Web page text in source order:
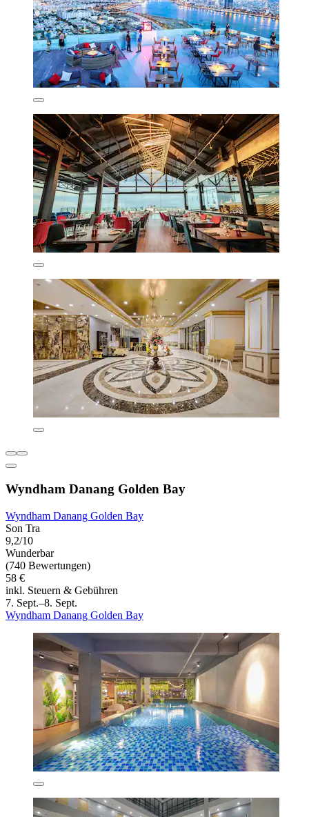
Wyndham Danang Golden Bay
Wyndham Danang Golden Bay
Son Tra
9,2/10
Wunderbar
(740 Bewertungen)
58 €
inkl. Steuern & Gebühren
7. Sept.–8. Sept.
Wyndham Danang Golden Bay